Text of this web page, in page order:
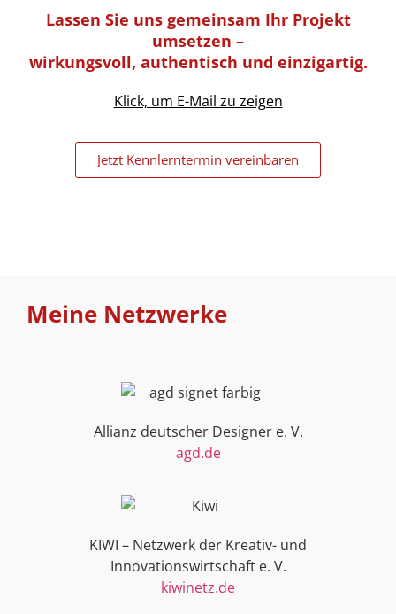
Lassen Sie uns gemeinsam Ihr Projekt
umsetzen –
wirkungsvoll, authentisch und einzigartig.
Klick, um E-Mail zu zeigen
Jetzt Kennlerntermin vereinbaren
Meine Netzwerke
Allianz deutscher Designer e. V.
agd.de
KIWI – Netzwerk der Kreativ- und
Innovationswirtschaft e. V.
kiwinetz.de